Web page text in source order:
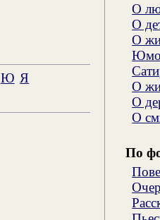
О
О
О
О
О
О
По
Ю Я